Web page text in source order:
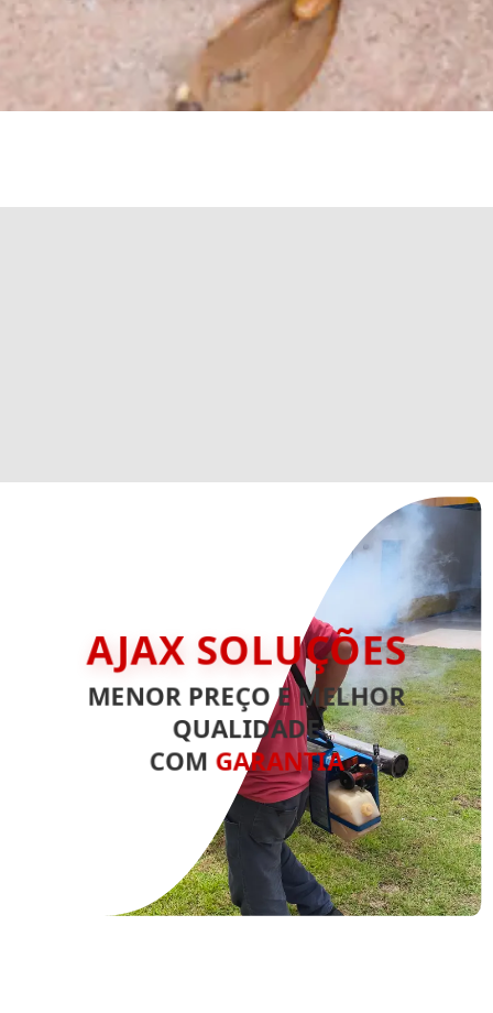
AJAX SOLUÇÕES
MENOR PREÇO E MELHOR
QUALIDADE
COM GARANTIA